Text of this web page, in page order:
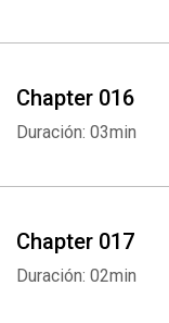
Chapter 016
Duración: 03min
Chapter 017
Duración: 02min